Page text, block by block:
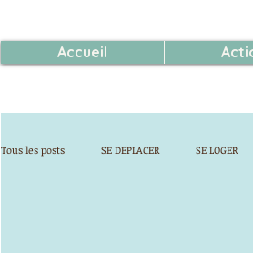
Accueil
Tous les posts SE DEPLACER SE LOGER